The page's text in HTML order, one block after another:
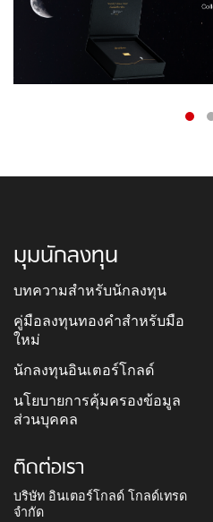
มุมนักลงทุน
บทความสำหรับนักลงทุน
คู่มือลงทุนทองคำสำหรับมือ
ใหม่
นักลงทุนอินเตอร์โกลด์
นโยบายการคุ้มครองข้อมูล
ส่วนบุคคล
ติดต่อเรา
บริษัท อินเตอร์โกลด์ โกลด์เทรด
จำกัด